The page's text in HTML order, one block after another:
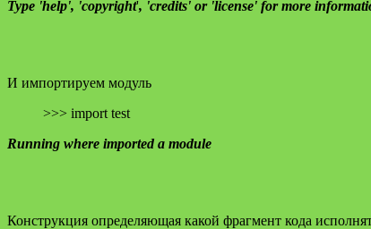
Type 'help', 'copyright', 'credits' or 'license' for more
И импортируем модуль
>>> import test
Running where imported a module
Конструкция определяющая какой фрагмент кода